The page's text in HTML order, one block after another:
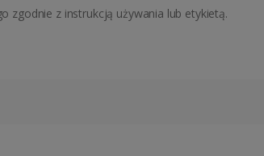
zgodnie z instrukcją używania lub etykietą.